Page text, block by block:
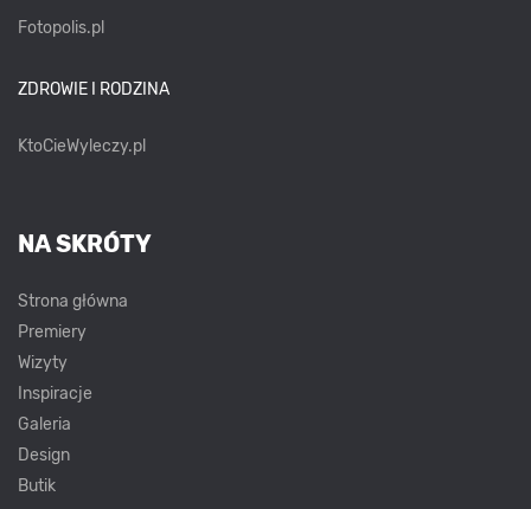
Fotopolis.pl
ZDROWIE I RODZINA
KtoCieWyleczy.pl
NA SKRÓTY
Strona główna
Premiery
Wizyty
Inspiracje
Galeria
Design
Butik